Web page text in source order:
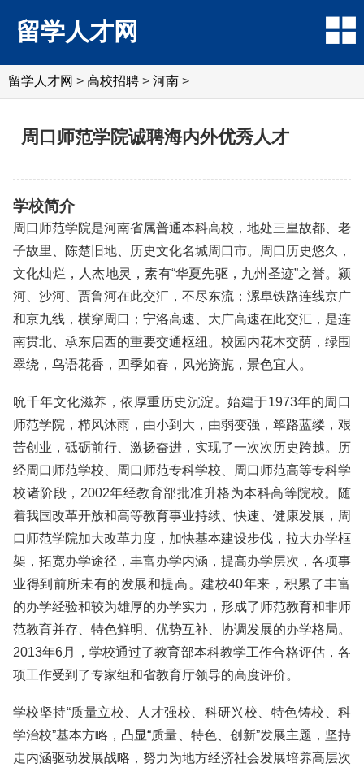
留学人才网
留学人才网 > 高校招聘 > 河南 >
周口师范学院诚聘海内外优秀人才
学校简介
周口师范学院是河南省属普通本科高校，地处三皇故都、老
子故里、陈楚旧地、历史文化名城周口市。周口历史悠久，
文化灿烂，人杰地灵，素有“华夏先驱，九州圣迹”之誉。颍
河、沙河、贾鲁河在此交汇，不尽东流；漯阜铁路连线京广
和京九线，横穿周口；宁洛高速、大广高速在此交汇，是连
南贯北、承东启西的重要交通枢纽。校园内花木交荫，绿围
翠绕，鸟语花香，四季如春，风光旖旎，景色宜人。
吮千年文化滋养，依厚重历史沉淀。始建于1973年的周口
师范学院，栉风沐雨，由小到大，由弱变强，筚路蓝缕，艰
苦创业，砥砺前行、激扬奋进，实现了一次次历史跨越。历
经周口师范学校、周口师范专科学校、周口师范高等专科学
校诸阶段，2002年经教育部批准升格为本科高等院校。随
着我国改革开放和高等教育事业持续、快速、健康发展，周
口师范学院加大改革力度，加快基本建设步伐，拉大办学框
架，拓宽办学途径，丰富办学内涵，提高办学层次，各项事
业得到前所未有的发展和提高。建校40年来，积累了丰富
的办学经验和较为雄厚的办学实力，形成了师范教育和非师
范教育并存、特色鲜明、优势互补、协调发展的办学格局。
2013年6月，学校通过了教育部本科教学工作合格评估，各
项工作受到了专家组和省教育厅领导的高度评价。
学校坚持“质量立校、人才强校、科研兴校、特色铸校、科
学治校”基本方略，凸显“质量、特色、创新”发展主题，坚持
走内涵驱动发展战略，努力为地方经济社会发展培养高层次